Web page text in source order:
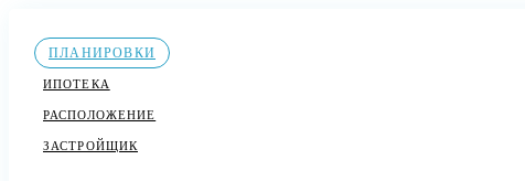
ПЛАНИРОВКИ
ИПОТЕКА
РАСПОЛОЖЕНИЕ
ЗАСТРОЙЩИК